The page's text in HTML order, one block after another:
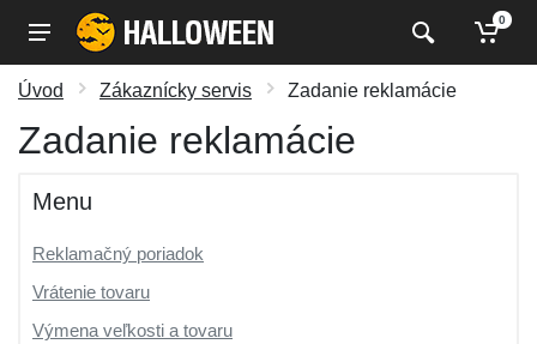
0
Úvod Zákaznícky servis Zadanie reklamácie
Zadanie reklamácie
Menu
Reklamačný poriadok
Vrátenie tovaru
Výmena veľkosti a tovaru